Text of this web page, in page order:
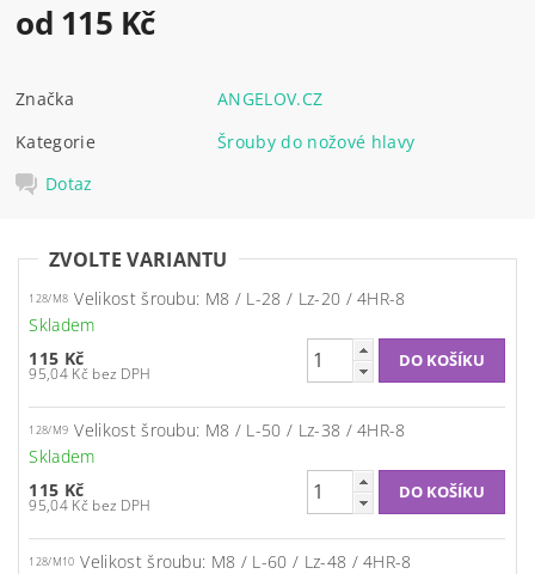
od 115 Kč
Značka
ANGELOV.CZ
Kategorie
Šrouby do nožové hlavy
Dotaz
ZVOLTE VARIANTU
128/M8 Velikost šroubu: M8 / L-28 / Lz-20 / 4HR-8
Skladem
115 Kč
95,04 Kč bez DPH
128/M9 Velikost šroubu: M8 / L-50 / Lz-38 / 4HR-8
Skladem
115 Kč
95,04 Kč bez DPH
128/M10 Velikost šroubu: M8 / L-60 / Lz-48 / 4HR-8